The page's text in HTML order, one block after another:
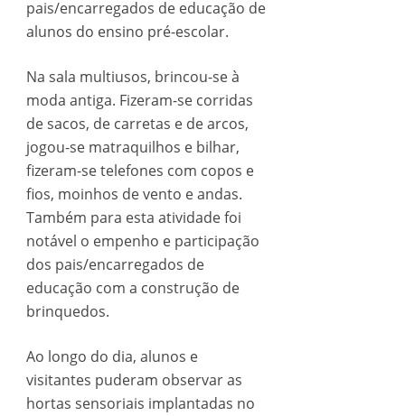
pais/encarregados de educação de
alunos do ensino pré-escolar.
Na sala multiusos, brincou-se à
moda antiga. Fizeram-se corridas
de sacos, de carretas e de arcos,
jogou-se matraquilhos e bilhar,
fizeram-se telefones com copos e
fios, moinhos de vento e andas.
Também para esta atividade foi
notável o empenho e participação
dos pais/encarregados de
educação com a construção de
brinquedos.
Ao longo do dia, alunos e
visitantes puderam observar as
hortas sensoriais implantadas no